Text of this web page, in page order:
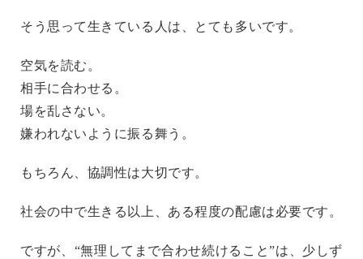
そう思って生きている人は、とても多いです。
空気を読む。
相手に合わせる。
場を乱さない。
嫌われないように振る舞う。
もちろん、協調性は大切です。
社会の中で生きる以上、ある程度の配慮は必要です。
ですが、“無理してまで合わせ続けること”は、少しず